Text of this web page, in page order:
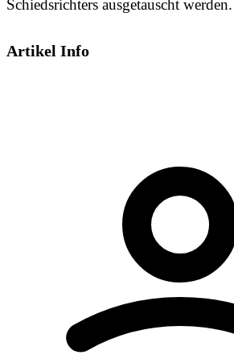
Schiedsrichters ausgetauscht werden.
Artikel Info